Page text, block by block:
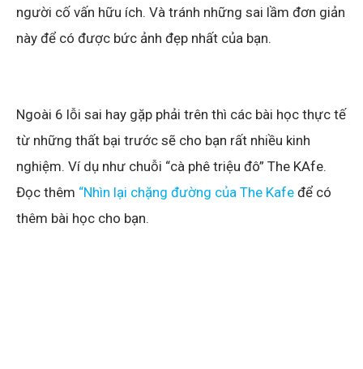
người cố vấn hữu ích. Và tránh những sai lầm đơn giản
này để có được bức ảnh đẹp nhất của bạn.
Ngoài 6 lỗi sai hay gặp phải trên thì các bài học thực tế
từ những thất bại trước sẽ cho bạn rất nhiều kinh
nghiệm. Ví dụ như chuỗi “cà phê triệu đô” The KAfe.
Đọc thêm “Nhìn lại chặng đường của The Kafe để có
thêm bài học cho bạn.